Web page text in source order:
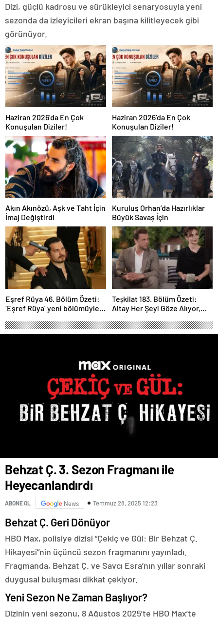
Dizi, güçlü kadrosu ve sürükleyici senaryosuyla yeni
sezonda da izleyicileri ekran başına kilitleyecek gibi
görünüyor.
Haziran 2026’da En Çok
Konuşulan Diziler!
Haziran 2026’da En Çok
Konuşulan Diziler!
Akın Akınözü, Aşk ve Taht İçin
İmaj Değiştirdi
Kuruluş Orhan’da Hazırlıklar
Büyük Savaş İçin
Eşref Rüya 46. Bölüm Özeti:
‘Eşref Rüya’ yeni bölümüyle
Teşkilat 183. Bölüm Özeti:
Altay Her Şeyi Göze Alıyor,
Behzat Ç. 3. Sezon Fragmanı ile
Heyecanlandırdı
ABONE OL News Temmuz 28, 2025 12:23
Behzat Ç. Geri Dönüyor
HBO Max, polisiye dizisi “Çekiç ve Gül: Bir Behzat Ç.
Hikayesi”nin üçüncü sezon fragmanını yayınladı.
Fragmanda, Behzat Ç. ve Savcı Esra’nın yıllar sonraki
duygusal buluşması dikkat çekiyor.
Yeni Sezon Ne Zaman Başlıyor?
Dizinin yeni sezonu, 8 Ağustos 2025’te HBO Max’te